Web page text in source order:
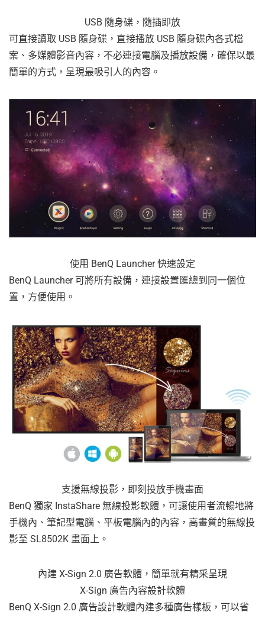
USB 隨身碟，隨插即放
可直接讀取 USB 隨身碟，直接播放 USB 隨身碟內各式檔
案、多媒體影音內容，不必連接電腦及播放設備，確保以最
簡單的方式，呈現最吸引人的內容。
使用 BenQ Launcher 快速設定
BenQ Launcher 可將所有設備，連接設置匯總到同一個位
置，方便使用。
支援無線投影，即刻投放手機畫面
BenQ 獨家 InstaShare 無線投影軟體，可讓使用者流暢地將
手機內、筆記型電腦、平板電腦內的內容，高畫質的無線投
影至 SL8502K 畫面上。
內建 X-Sign 2.0 廣告軟體，簡單就有精采呈現
X-Sign 廣告內容設計軟體
BenQ X-Sign 2.0 廣告設計軟體內建多種廣告樣板，可以省